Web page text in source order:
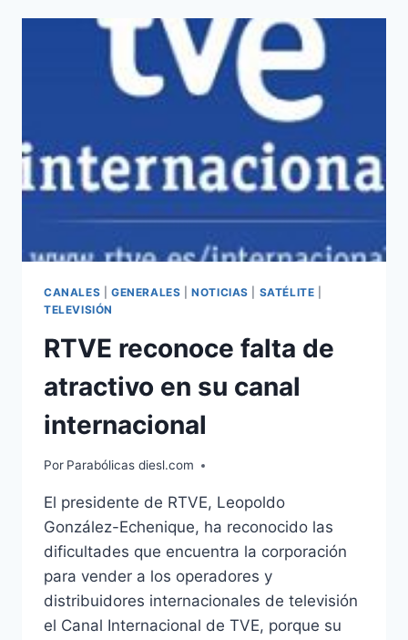
INTELSAT
A
DISTRIBUIR
IRANÍES
CANALES GENERALES |NOTICIAS SATÉLITE
TELEVISIÓN
RTVE reconoce falta de
atractivo en su canal
internacional
Por Parabólicas diesl.com
El presidente de RTVE, Leopoldo
González-Echenique, ha reconocido las
dificultades que encuentra la corporación
para vender a los operadores y
distribuidores internacionales de televisión
el Canal Internacional de TVE, porque su